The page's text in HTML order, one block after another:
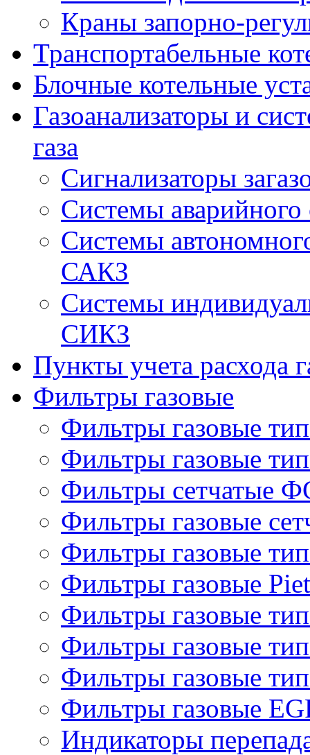
Краны запорно-
Транспортабельные
Блочные котельные
Газоанализаторы и
газа
Сигнализаторы
Системы
Системы
САКЗ
Системы
СИКЗ
Пункты учета расхода
Фильтры газовые
Фильтры газовые
Фильтры газовые
Фильтры сетчатые
Фильтры газовые
Фильтры газовые
Фильтры газовые
Фильтры газовые
Фильтры газовые
Фильтры газовые
Фильтры газовые
Индикаторы